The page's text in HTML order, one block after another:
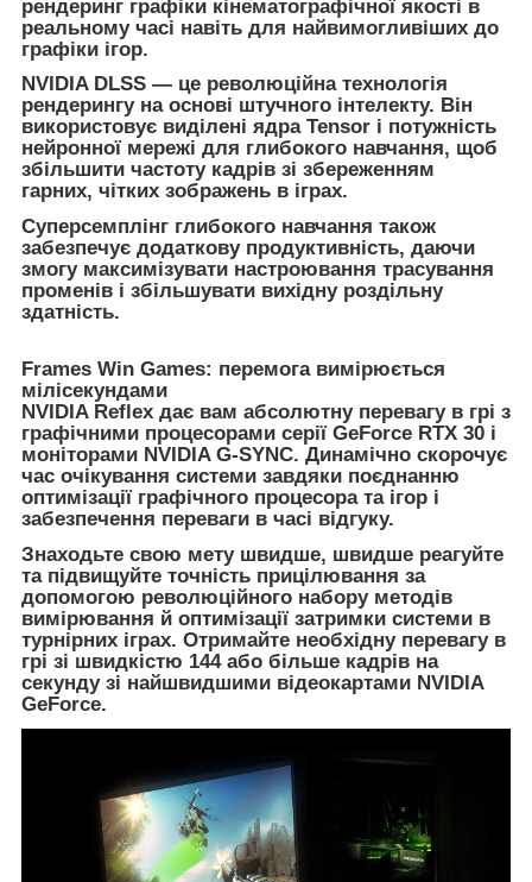
рендеринг графіки кінематографічної якості в
реальному часі навіть для найвимогливіших до
графіки ігор.
NVIDIA DLSS — це революційна технологія
рендерингу на основі штучного інтелекту. Він
використовує виділені ядра Tensor і потужність
нейронної мережі для глибокого навчання, щоб
збільшити частоту кадрів зі збереженням
гарних, чітких зображень в іграх.
Суперсемплінг глибокого навчання також
забезпечує додаткову продуктивність, даючи
змогу максимізувати настроювання трасування
променів і збільшувати вихідну роздільну
здатність.
Frames Win Games: перемога вимірюється
мілісекундами
NVIDIA Reflex дає вам абсолютну перевагу в грі з
графічними процесорами серії GeForce RTX 30 і
моніторами NVIDIA G-SYNC. Динамічно скорочує
час очікування системи завдяки поєднанню
оптимізації графічного процесора та ігор і
забезпечення переваги в часі відгуку.
Знаходьте свою мету швидше, швидше реагуйте
та підвищуйте точність прицілювання за
допомогою революційного набору методів
вимірювання й оптимізації затримки системи в
турнірних іграх. Отримайте необхідну перевагу в
грі зі швидкістю 144 або більше кадрів на
секунду зі найшвидшими відеокартами NVIDIA
GeForce.